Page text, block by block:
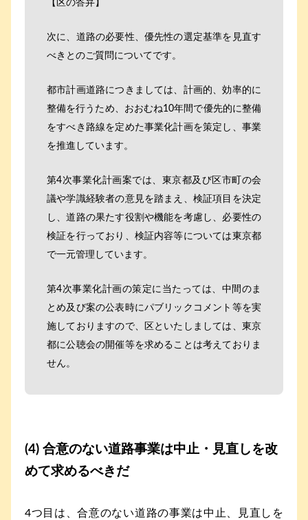
【区の答弁】
次に、道路の必要性、優先性の選定基準を見直す
べきとのご質問についてです。
都市計画道路につきましては、計画的、効率的に
整備を行うため、おおむね10年間で優先的に整備
をすべき路線を定めた事業化計画を策定し、事業
を推進しています。
第4次事業化計画案では、東京都及び区市町の会
議や学識経験者の意見を踏まえ、検証項目を決定
し、道路の果たす役割や機能を考慮し、必要性の
検証を行っており、検証内容等については東京都
で一元管理しています。
第4次事業化計画の策定に当たっては、中間のま
とめ及び案の公表時にパブリックコメント等を実
施しておりますので、区といたしましては、東京
都に公聴会の開催等を求めることは考えておりま
せん。
(4) 合意のない道路事業は中止・見直しを改
めて求めるべきだ
4つ目は、合意のない道路の事業は中止、見直しを